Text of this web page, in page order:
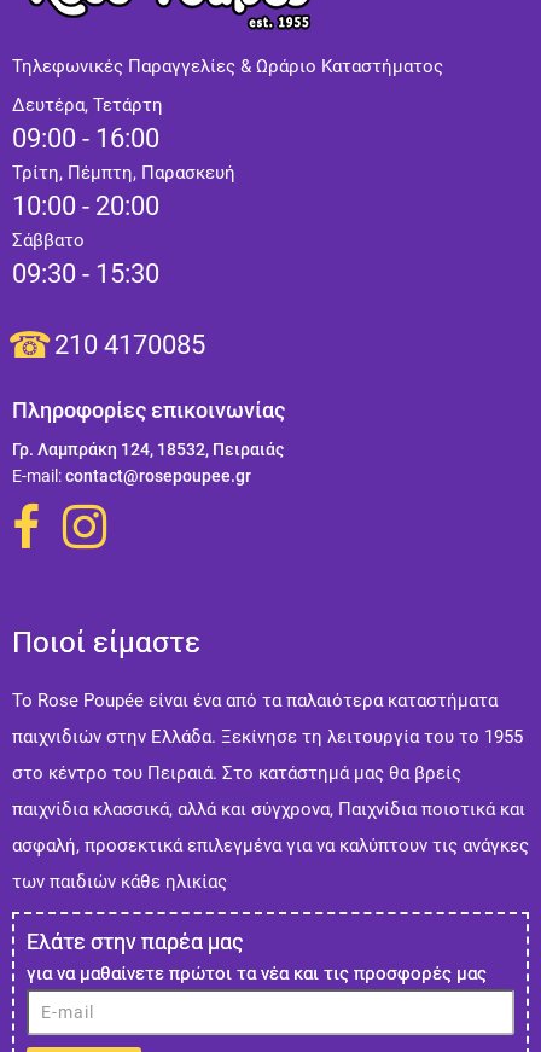
Τηλεφωνικές Παραγγελίες & Ωράριο Καταστήματος
Δευτέρα, Τετάρτη
09:00 - 16:00
Τρίτη, Πέμπτη, Παρασκευή
10:00 - 20:00
Σάββατο
09:30 - 15:30
210 4170085
Πληροφορίες επικοινωνίας
Γρ. Λαμπράκη 124, 18532, Πειραιάς
Ε-mail:contact@rosepoupee.gr
Ποιοί είμαστε
Το Rose Poupée είναι ένα από τα παλαιότερα καταστήματα
παιχνιδιών στην Ελλάδα. Ξεκίνησε τη λειτουργία του το 1955
στο κέντρο του Πειραιά. Στo κατάστημά μας θα βρείς
παιχνίδια κλασσικά, αλλά και σύγχρονα, Παιχνίδια ποιοτικά και
ασφαλή, προσεκτικά επιλεγμένα για να καλύπτουν τις ανάγκες
των παιδιών κάθε ηλικίας
Ελάτε στην παρέα μας
για να μαθαίνετε πρώτοι τα νέα και τις προσφορές μας